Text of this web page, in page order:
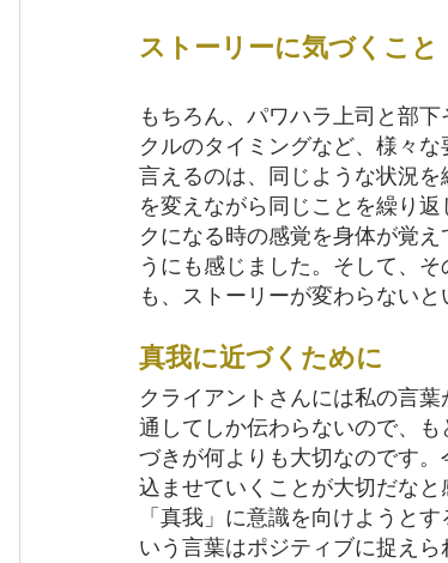
ストーリーに気づくこと
もちろん、パワハラ上司と部
クルのタイミングなど、様々
言えるのは、同じような状況
を変えながら同じことを繰り
クになる時の感覚を身体が覚
うにも感じました。そして、
も、ストーリーが変わらない
真我に近づくために
クライアントさんには私の言
通してしか伝わらないので、
づきが何よりも大切なのです
込ませていくことが大切だなと
「真我」に意識を向けようと
いう言葉はポジティブに捉え